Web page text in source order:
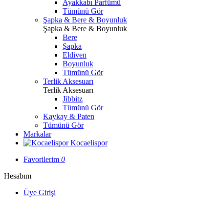
Ayakkabı Parfümü
Tümünü Gör
Şapka & Bere & Boyunluk
Şapka & Bere & Boyunluk
Bere
Şapka
Eldiven
Boyunluk
Tümünü Gör
Terlik Aksesuarı
Terlik Aksesuarı
Jibbitz
Tümünü Gör
Kaykay & Paten
Tümünü Gör
Markalar
Kocaelispor
Favorilerim 0
Hesabım
Üye Girişi